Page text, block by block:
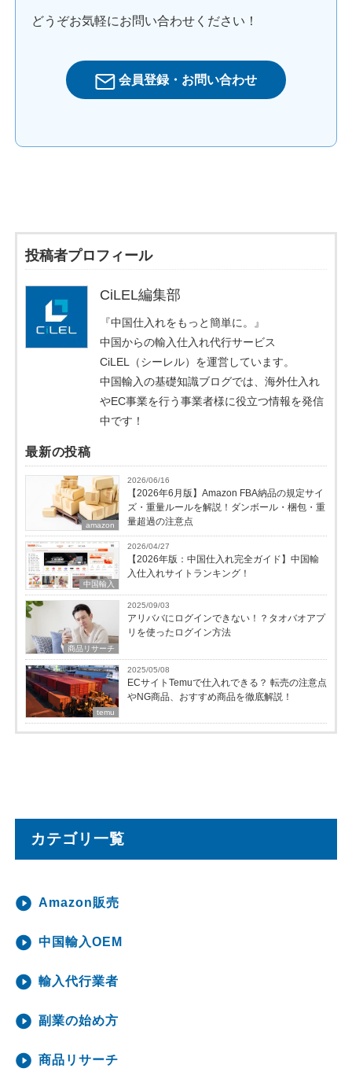
どうぞお気軽にお問い合わせください！
会員登録・お問い合わせ
投稿者プロフィール
CiLEL編集部
『中国仕入れをもっと簡単に。』
中国からの輸入仕入れ代行サービス
CiLEL（シーレル）を運営しています。
中国輸入の基礎知識ブログでは、海外仕入れ
やEC事業を行う事業者様に役立つ情報を発信
中です！
最新の投稿
amazon
2026/06/16
【2026年6月版】Amazon FBA納品の規定サイ
ズ・重量ルールを解説！ダンボール・梱包・重
量超過の注意点
中国輸入
2026/04/27
【2026年版：中国仕入れ完全ガイド】中国輸
入仕入れサイトランキング！
商品リサーチ
2025/09/03
アリババにログインできない！？タオバオアプ
リを使ったログイン方法
temu
2025/05/08
ECサイトTemuで仕入れできる？ 転売の注意点
やNG商品、おすすめ商品を徹底解説！
カテゴリ一覧
Amazon販売
中国輸入OEM
輸入代行業者
副業の始め方
商品リサーチ